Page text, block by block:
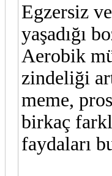
Egzersiz
yaşadığı
Aerobik
zindeliği
meme,
birkaç
faydaları